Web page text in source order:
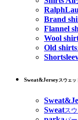
Brand
Flannel
Wool
Old shirts
Sweat&Jerseyスウェッ
Sweatス